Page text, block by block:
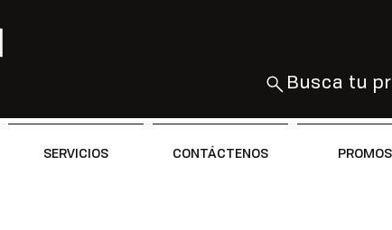
Busca tu
SERVICIOS CONTÁCTENOS PROMOS